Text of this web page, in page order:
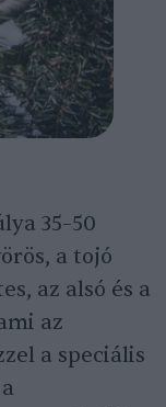
35–50
a tojó
az alsó és a
az
a speciális